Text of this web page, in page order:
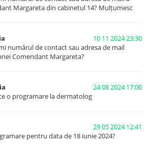
Margareta din cabinetul 14? Mulțumesc
10 11 2024 23:30
numărul de contact sau adresa de mail
Comendant Margareta?
24 08 2024 17:00
o programare la dermatolog
29 05 2024 12:41
pentru data de 18 iunie 2024?